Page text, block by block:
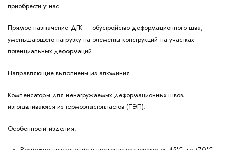
приобрести у нас.
Прямое назначение ДГК — обустройство деформационного шва,
уменьшающего нагрузку на элементы конструкций на участках
потенциальных деформаций.
Направляющие выполнены из алюминия.
Компенсаторы для ненагружаемых деформационных швов
изготавливаются из термоэластопластов (ТЭП).
Особенности изделия: